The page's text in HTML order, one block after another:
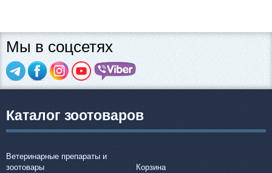
Мы в соцсетях
Каталог зоотоваров
Ветеринарные препараты и
зоотовары
Корзина